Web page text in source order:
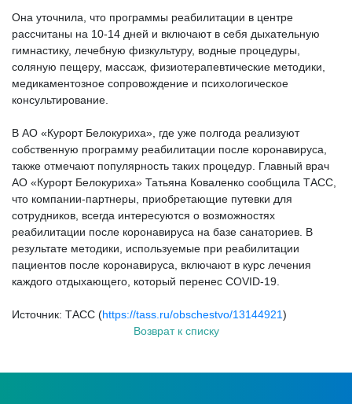
Она уточнила, что программы реабилитации в центре
рассчитаны на 10-14 дней и включают в себя дыхательную
гимнастику, лечебную физкультуру, водные процедуры,
соляную пещеру, массаж, физиотерапевтические методики,
медикаментозное сопровождение и психологическое
консультирование.
В АО «Курорт Белокуриха», где уже полгода реализуют
собственную программу реабилитации после коронавируса,
также отмечают популярность таких процедур. Главный врач
АО «Курорт Белокуриха» Татьяна Коваленко сообщила ТАСС,
что компании-партнеры, приобретающие путевки для
сотрудников, всегда интересуются о возможностях
реабилитации после коронавируса на базе санаториев. В
результате методики, используемые при реабилитации
пациентов после коронавируса, включают в курс лечения
каждого отдыхающего, который перенес COVID-19.
Источник: ТАСС (https://tass.ru/obschestvo/13144921)
Возврат к списку